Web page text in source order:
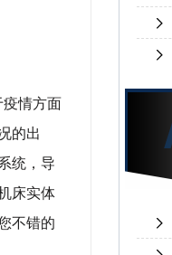
疫情方面
的出
统，导
床实体
不错的